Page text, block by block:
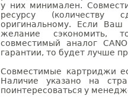
у них минимален.
ресурсу (количеству
оригинальному. Если
желание сэкономить,
совместимый аналог
гарантии, то будет лучше
Совместимые картриджи
Наличие указано на
поинтересоваться у